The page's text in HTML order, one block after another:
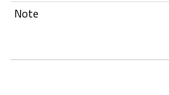
Note